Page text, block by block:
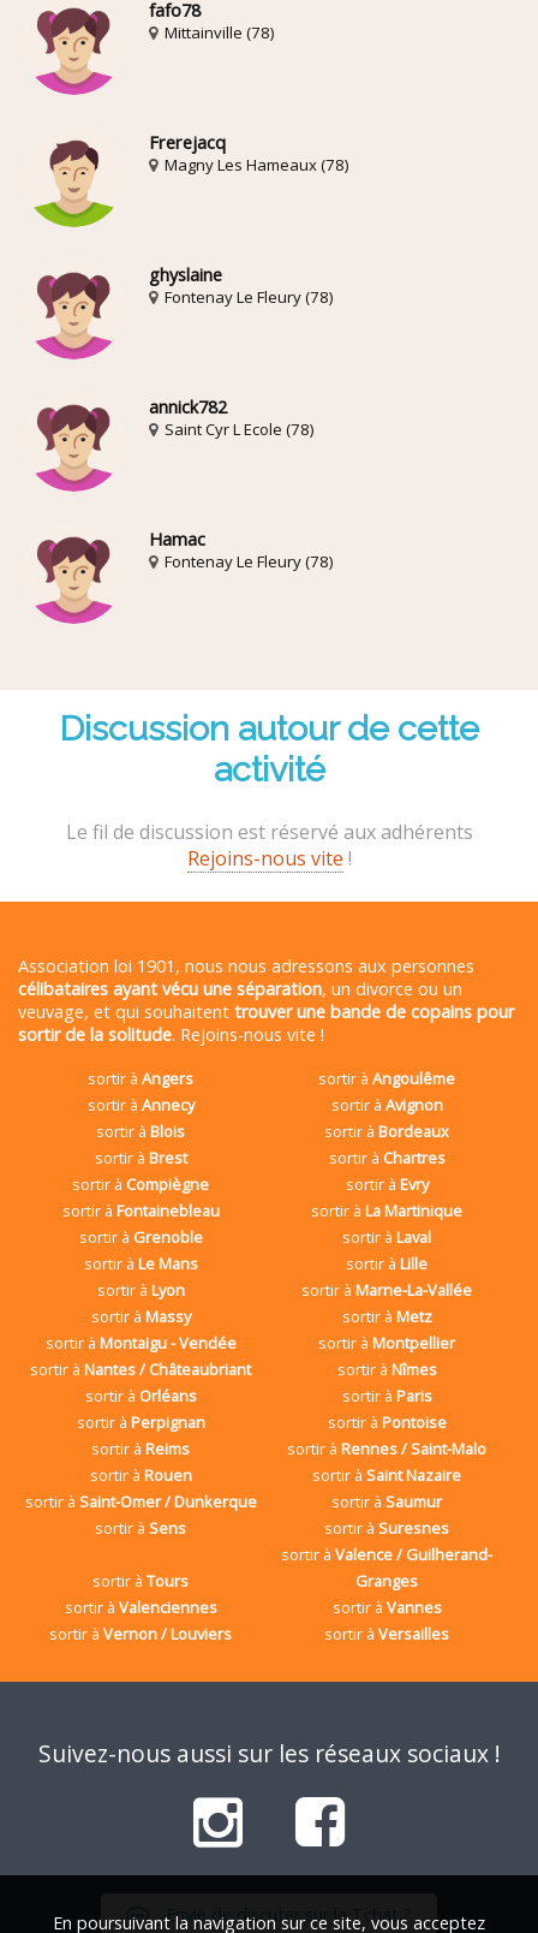
fafo78
Mittainville (78)
Frerejacq
Magny Les Hameaux (78)
ghyslaine
Fontenay Le Fleury (78)
annick782
Saint Cyr L Ecole (78)
Hamac
Fontenay Le Fleury (78)
Discussion autour de cette
activité
Le fil de discussion est réservé aux adhérents
Rejoins-nous vite !
Association loi 1901, nous nous adressons aux personnes
célibataires ayant vécu une séparation, un divorce ou un
veuvage, et qui souhaitent trouver une bande de copains pour
sortir de la solitude. Rejoins-nous vite !
sortir àAngers sortir àAngoulême
sortir à Annecy sortir à Avignon
sortir àBlois sortir àBordeaux
sortir à Brest sortir à Chartres
sortir à Compiègne sortir à Evry
sortir à Fontainebleau sortir àLa Martinique
sortir à Grenoble sortir àLaval
sortir à Le Mans sortir àLille
sortir à Lyon sortir àMarne-La-Vallée
sortir à Massy sortir à Metz
sortir à Montaigu - Vendée sortir àMontpellier
sortir àNantes / Châteaubriant sortir à Nîmes
sortir à Orléans sortir à Paris
sortir à Perpignan sortir à Pontoise
sortir àReims sortir àRennes / Saint-Malo
sortir à Rouen sortir àSaint Nazaire
sortir à Saint-Omer / Dunkerque sortir àSaumur
sortir àSens sortir àSuresnes
sortir àTours
sortir àValence / Guilherand-
Granges
sortir à Valenciennes sortir à Vannes
sortir àVernon / Louviers sortir àVersailles
Suivez-nous aussi sur les réseaux sociaux !
Envie de discuter sur le Tchat ?
En poursuivant la navigation sur ce site, vous acceptez